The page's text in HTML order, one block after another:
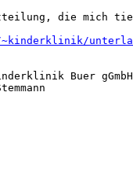
die mich
Buer